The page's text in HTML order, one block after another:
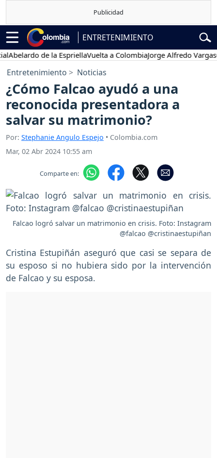
ENTRETENIMIENTO
de la EspriellaVuelta a ColombiaJorge Alfredo Vargas
Entretenimiento Noticias
¿Cómo Falcao ayudó a una
reconocida presentadora a
salvar su matrimonio?
Por: Stephanie Angulo Espejo • Colombia.com
Mar, 02 Abr 2024 10:55 am
Comparte en:
Falcao logró salvar un matrimonio en crisis. Foto: Instagram
@falcao @cristinaestupiñan
Cristina Estupiñán aseguró que casi se separa de
su esposo si no hubiera sido por la intervención
de Falcao y su esposa.